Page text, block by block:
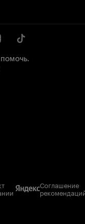
Соглашение